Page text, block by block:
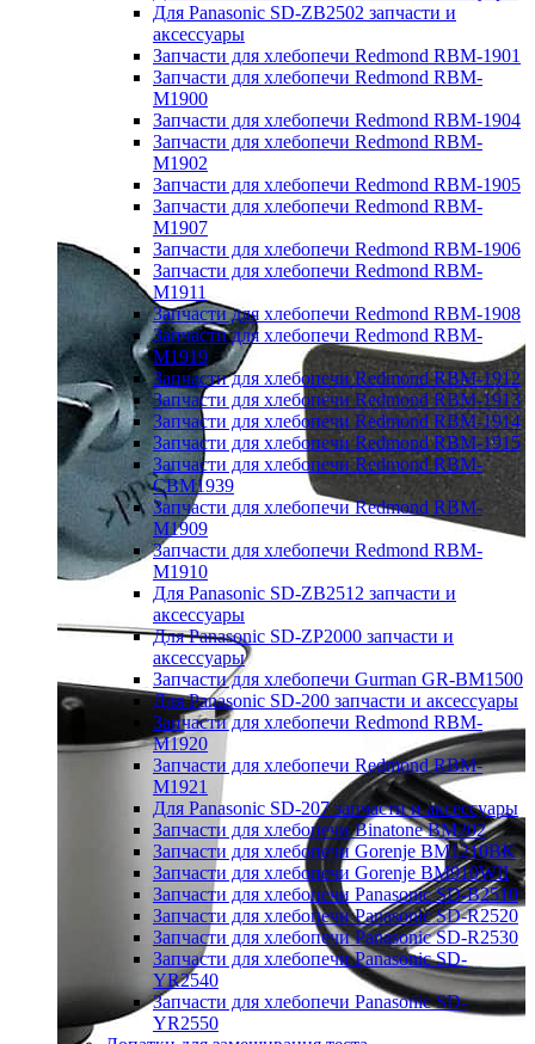
Для Panasonic SD-ZB2502 запчасти и
аксессуары
Запчасти для хлебопечи Redmond RBM-1901
Запчасти для хлебопечи Redmond RBM-
M1900
Запчасти для хлебопечи Redmond RBM-1904
Запчасти для хлебопечи Redmond RBM-
M1902
Запчасти для хлебопечи Redmond RBM-1905
Запчасти для хлебопечи Redmond RBM-
M1907
Запчасти для хлебопечи Redmond RBM-1906
Запчасти для хлебопечи Redmond RBM-
M1911
Запчасти для хлебопечи Redmond RBM-1908
Запчасти для хлебопечи Redmond RBM-
M1919
Запчасти для хлебопечи Redmond RBM-1912
Запчасти для хлебопечи Redmond RBM-1913
Запчасти для хлебопечи Redmond RBM-1914
Запчасти для хлебопечи Redmond RBM-1915
Запчасти для хлебопечи Redmond RBM-
CBM1939
Запчасти для хлебопечи Redmond RBM-
M1909
Запчасти для хлебопечи Redmond RBM-
M1910
Для Panasonic SD-ZB2512 запчасти и
аксессуары
Для Panasonic SD-ZP2000 запчасти и
аксессуары
Запчасти для хлебопечи Gurman GR-BM1500
Для Panasonic SD-200 запчасти и аксессуары
Запчасти для хлебопечи Redmond RBM-
M1920
Запчасти для хлебопечи Redmond RBM-
M1921
Для Panasonic SD-207 запчасти и аксессуары
Запчасти для хлебопечи Binatone BM202
Запчасти для хлебопечи Gorenje BM1210BK
Запчасти для хлебопечи Gorenje BM910WII
Запчасти для хлебопечи Panasonic SD-B2510
Запчасти для хлебопечи Panasonic SD-R2520
Запчасти для хлебопечи Panasonic SD-R2530
Запчасти для хлебопечи Panasonic SD-
YR2540
Запчасти для хлебопечи Panasonic SD-
YR2550